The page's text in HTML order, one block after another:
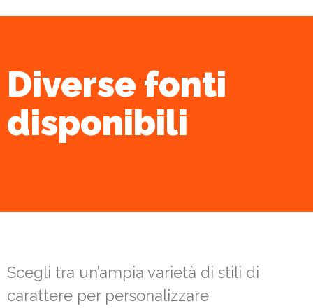
Diverse fonti
disponibili
Scegli tra un’ampia varietà di stili di
carattere per personalizzare